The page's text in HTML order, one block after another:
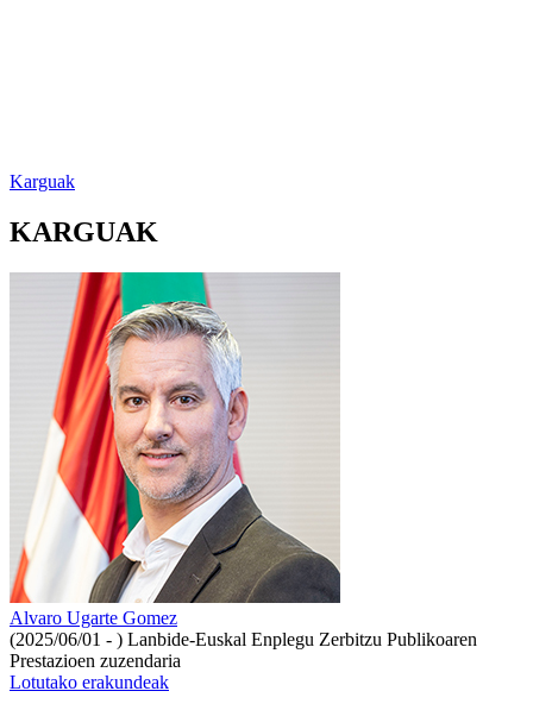
Karguak
KARGUAK
Alvaro Ugarte Gomez
(2025/06/01 - ) Lanbide-Euskal Enplegu Zerbitzu Publikoaren
Prestazioen zuzendaria
Lotutako erakundeak